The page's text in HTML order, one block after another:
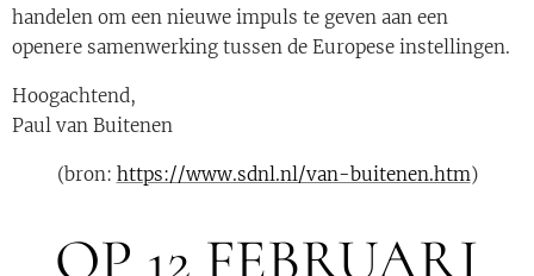
handelen om een ​​nieuwe impuls te geven aan een
openere samenwerking tussen de Europese instellingen.
Hoogachtend,
Paul van Buitenen
(bron: https://www.sdnl.nl/van-buitenen.htm)
OP 12 FEBRUARI